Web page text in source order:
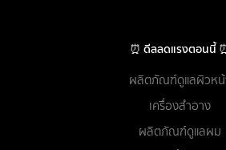
⏰ ดีลลดแรงตอนนี้
ผลิตภัณฑ์ดูแลผิวหน้
เครื่องสำอาง
ผลิตภัณฑ์ดูแลผม